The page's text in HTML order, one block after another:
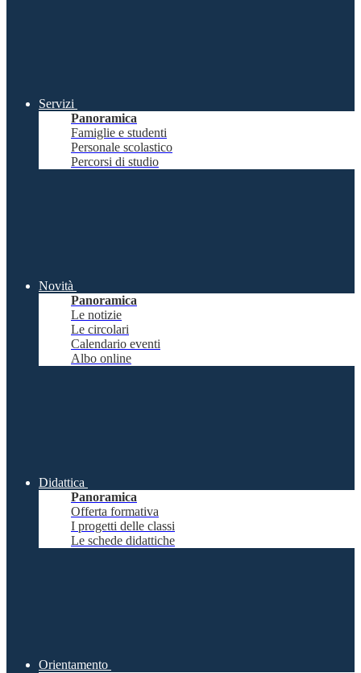
Servizi
Panoramica
Famiglie e studenti
Personale scolastico
Percorsi di studio
Novità
Panoramica
Le notizie
Le circolari
Calendario eventi
Albo online
Didattica
Panoramica
Offerta formativa
I progetti delle classi
Le schede didattiche
Orientamento